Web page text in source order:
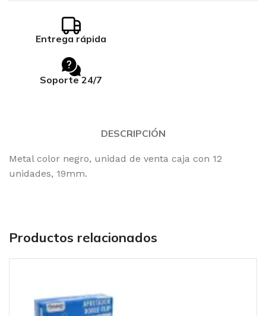
Entrega rápida
Soporte 24/7
DESCRIPCIÓN
Metal color negro, unidad de venta caja con 12
unidades, 19mm.
Productos relacionados